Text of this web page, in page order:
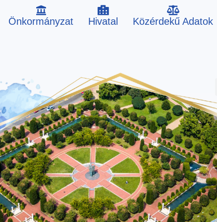
Önkormányzat Hivatal Közérdekű Adatok